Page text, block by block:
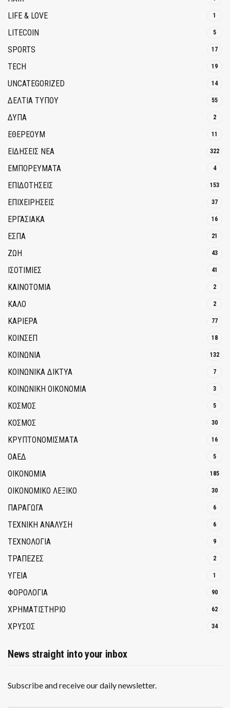
LIFE & LOVE 1
LITECOIN 5
SPORTS 17
TECH 19
UNCATEGORIZED 14
ΔΕΛΤΙΑ ΤΥΠΟΥ 55
ΔΥΠΑ 2
ΕΘΈΡΕΟΥΜ 11
ΕΙΔΗΣΕΙΣ ΝΕΑ 322
ΕΜΠΟΡΕΥΜΑΤΑ 4
ΕΠΙΔΟΤΗΣΕΙΣ 153
ΕΠΙΧΕΙΡΗΣΕΙΣ 37
ΕΡΓΑΣΙΑΚΑ 16
ΕΣΠΑ 21
ΖΩΗ 43
ΙΣΟΤΙΜΙΕΣ 41
ΚΑΙΝΟΤΟΜΊΑ 2
ΚΑΛΟ 2
ΚΑΡΙΕΡΑ 77
ΚΟΙΝΣΕΠ 18
ΚΟΙΝΩΝΙΑ 132
ΚΟΙΝΩΝΙΚΆ ΔΊΚΤΥΑ 7
ΚΟΙΝΩΝΙΚΉ ΟΙΚΟΝΟΜΊΑ 3
ΚΟΣΜΟΣ 5
ΚΟΣΜΟΣ 30
ΚΡΥΠΤΟΝΟΜΊΣΜΑΤΑ 16
ΟΑΕΔ 5
ΟΙΚΟΝΟΜΙΑ 185
ΟΙΚΟΝΟΜΙΚΟ ΛΕΞΙΚΟ 30
ΠΑΡΑΓΩΓΑ 6
ΤΕΧΝΙΚΗ ΑΝΑΛΥΣΗ 6
ΤΕΧΝΟΛΟΓΙΑ 9
ΤΡΆΠΕΖΕΣ 2
ΥΓΕΙΑ 1
ΦΟΡΟΛΟΓΙΑ 90
ΧΡΗΜΑΤΙΣΤΗΡΙΟ 62
ΧΡΥΣΟΣ 34
News straight into your inbox
Subscribe and receive our daily newsletter.